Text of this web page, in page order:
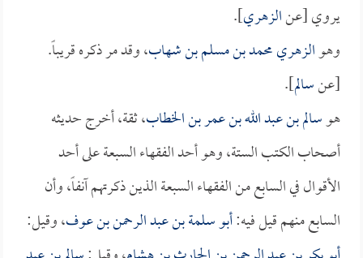
يروي [عنالزهري].
وهوالزهري محمد بن مسلم بن شهاب، وقد مر ذكره قريباً.
[عنسالم].
هوسالم بن عبد الله بن عمر بن الخطاب، ثقة، أخرج حديثه
أصحاب الكتب الستة، وهو أحد الفقهاء السبعة على أحد
الأقوال في السابع من الفقهاء السبعة الذين ذكرتهم آنفاً، وأن
السابع منهم قيل فيه:أبو سلمة بن عبد الرحمن بن عوف، وقيل: